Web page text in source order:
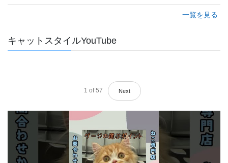
一覧を見る
キャットスタイルYouTube
1 of 57 Next